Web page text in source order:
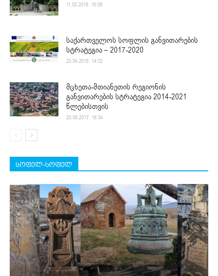
11.02.2019. 18:09
საქართველოს სოფლის განვითარების
სტრატეგია – 2017-2020
23.04.2018. 14:02
მცხეთა-მთიანეთის რეგიონის
განვითარების სტრატეგია 2014-2021
წლებისთვის
20.09.2017. 18:34
სოფელ-სოფელ